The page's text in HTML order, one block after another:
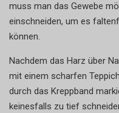
muss man das Gewebe
einschneiden, um es
können.
Nachdem das Harz über
mit einem scharfen
durch das Kreppband
keinesfalls zu tief